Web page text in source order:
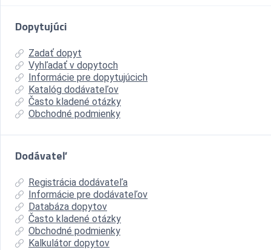
Dopytujúci
Zadať dopyt
Vyhľadať v dopytoch
Informácie pre dopytujúcich
Katalóg dodávateľov
Často kladené otázky
Obchodné podmienky
Dodávateľ
Registrácia dodávateľa
Informácie pre dodávateľov
Databáza dopytov
Často kladené otázky
Obchodné podmienky
Kalkulátor dopytov